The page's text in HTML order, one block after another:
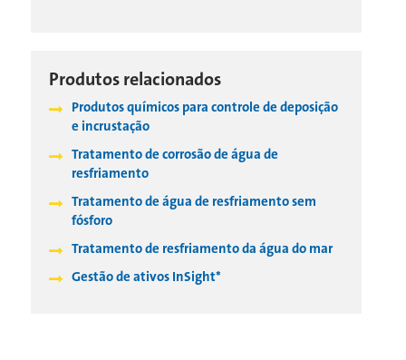
Produtos relacionados
Produtos químicos para controle de deposição
e incrustação
Tratamento de corrosão de água de
resfriamento
Tratamento de água de resfriamento sem
fósforo
Tratamento de resfriamento da água do mar
Gestão de ativos InSight*